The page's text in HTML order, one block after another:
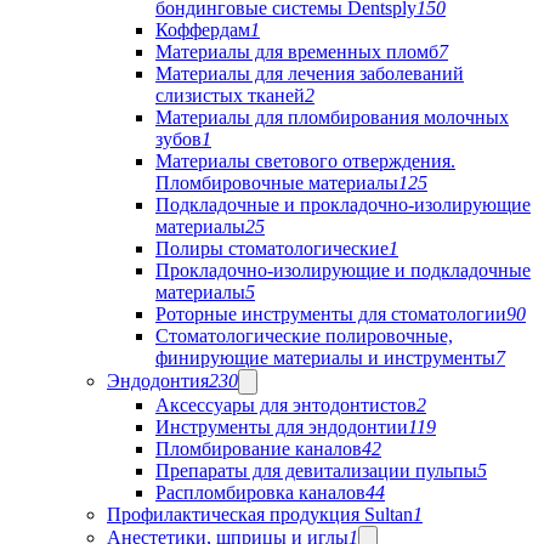
бондинговые системы Dentsply150
Коффердам1
Материалы для временных пломб7
Материалы для лечения заболеваний
слизистых тканей2
Материалы для пломбирования молочных
зубов1
Материалы светового отверждения.
Пломбировочные материалы125
Подкладочные и прокладочно-изолирующие
материалы25
Полиры стоматологические1
Прокладочно-изолирующие и подкладочные
материалы5
Роторные инструменты для стоматологии90
Стоматологические полировочные,
финирующие материалы и инструменты7
Эндодонтия230
Аксессуары для энтодонтистов2
Инструменты для эндодонтии119
Пломбирование каналов42
Препараты для девитализации пульпы5
Распломбировка каналов44
Профилактическая продукция Sultan1
Анестетики, шприцы и иглы1